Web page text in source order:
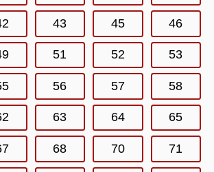
43 45 46
51 52 53
56 57 58
63 64 65
68 70 71